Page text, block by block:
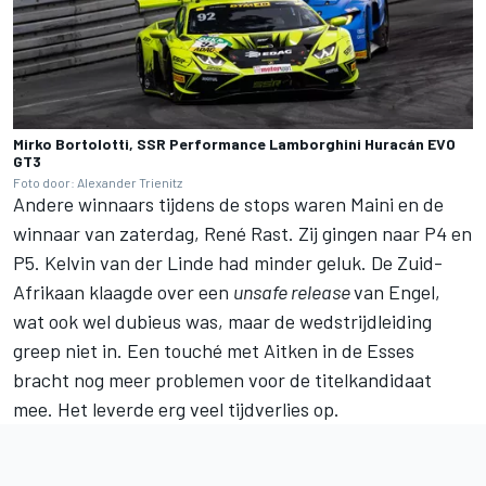
Mirko Bortolotti, SSR Performance Lamborghini Huracán EVO
GT3
Foto door: Alexander Trienitz
Andere winnaars tijdens de stops waren Maini en de
winnaar van zaterdag, René Rast. Zij gingen naar P4 en
P5. Kelvin van der Linde had minder geluk. De Zuid-
Afrikaan klaagde over een unsafe releasevan Engel,
wat ook wel dubieus was, maar de wedstrijdleiding
greep niet in. Een touché met Aitken in de Esses
bracht nog meer problemen voor de titelkandidaat
mee. Het leverde erg veel tijdverlies op.